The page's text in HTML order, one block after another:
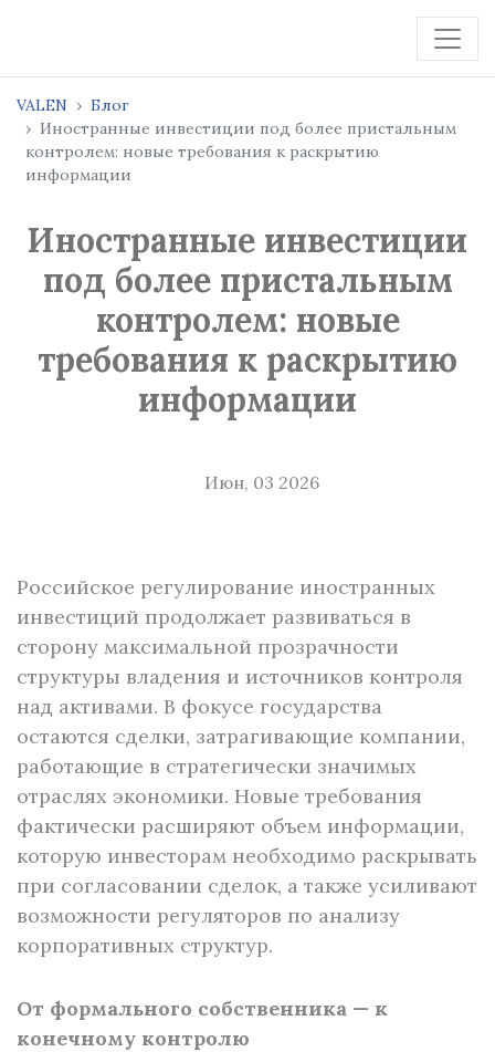
VALEN
Блог
Иностранные инвестиции под более пристальным
контролем: новые требования к раскрытию
информации
Иностранные инвестиции
под более пристальным
контролем: новые
требования к раскрытию
информации
Июн, 03 2026
Российское регулирование иностранных
инвестиций продолжает развиваться в
сторону максимальной прозрачности
структуры владения и источников контроля
над активами. В фокусе государства
остаются сделки, затрагивающие компании,
работающие в стратегически значимых
отраслях экономики. Новые требования
фактически расширяют объем информации,
которую инвесторам необходимо раскрывать
при согласовании сделок, а также усиливают
возможности регуляторов по анализу
корпоративных структур.
От формального собственника — к
конечному контролю